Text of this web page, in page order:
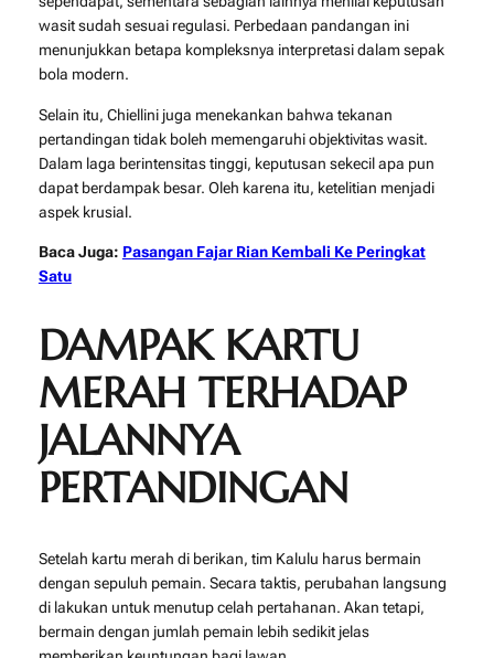
wasit sudah sesuai regulasi. Perbedaan pandangan ini
menunjukkan betapa kompleksnya interpretasi dalam sepak
bola modern.
Selain itu, Chiellini juga menekankan bahwa tekanan
pertandingan tidak boleh memengaruhi objektivitas wasit.
Dalam laga berintensitas tinggi, keputusan sekecil apa pun
dapat berdampak besar. Oleh karena itu, ketelitian menjadi
aspek krusial.
Baca Juga: Pasangan Fajar Rian Kembali Ke Peringkat
Satu
DAMPAK KARTU
MERAH TERHADAP
JALANNYA
PERTANDINGAN
Setelah kartu merah di berikan, tim Kalulu harus bermain
dengan sepuluh pemain. Secara taktis, perubahan langsung
di lakukan untuk menutup celah pertahanan. Akan tetapi,
bermain dengan jumlah pemain lebih sedikit jelas